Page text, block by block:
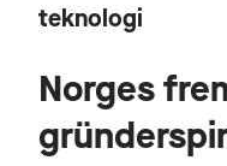
teknologi
Norges